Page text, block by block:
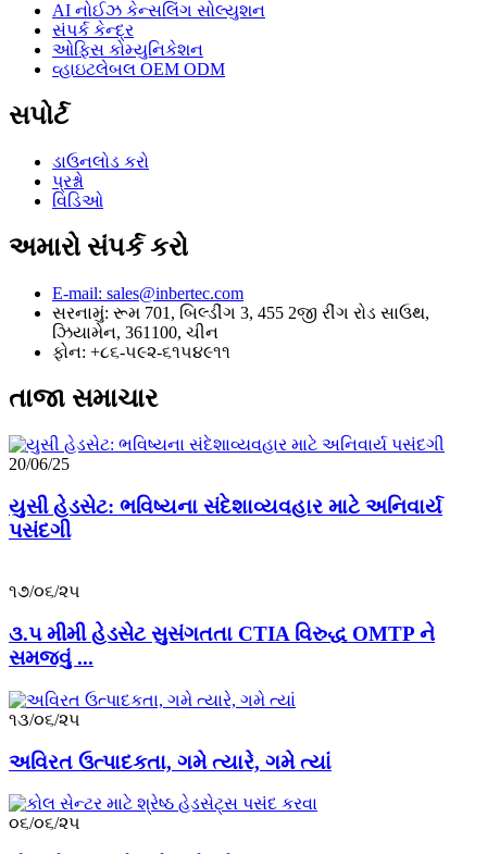
AI નોઈઝ કેન્સલિંગ સોલ્યુશન
સંપર્ક કેન્દ્ર
ઓફિસ કોમ્યુનિકેશન
વ્હાઇટલેબલ OEM ODM
સપોર્ટ
ડાઉનલોડ કરો
પ્રશ્નો
વિડિઓ
અમારો સંપર્ક કરો
E-mail: sales@inbertec.com
સરનામું: રૂમ 701, બિલ્ડીંગ 3, 455 2જી રીંગ રોડ સાઉથ,
ઝિયામેન, 361100, ચીન
ફોન: +૮૬-૫૯૨-૬૧૫૪૯૧૧
તાજા સમાચાર
20/06/25
યુસી હેડસેટ: ભવિષ્યના સંદેશાવ્યવહાર માટે અનિવાર્ય
પસંદગી
૧૭/૦૬/૨૫
૩.૫ મીમી હેડસેટ સુસંગતતા CTIA વિરુદ્ધ OMTP ને
સમજવું ...
૧૩/૦૬/૨૫
અવિરત ઉત્પાદકતા, ગમે ત્યારે, ગમે ત્યાં
૦૬/૦૬/૨૫